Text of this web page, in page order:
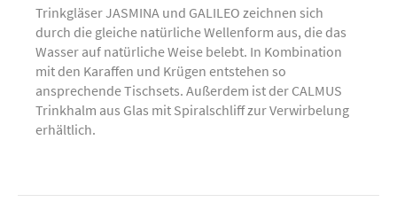
Trinkgläser JASMINA und GALILEO zeichnen sich
durch die gleiche natürliche Wellenform aus, die das
Wasser auf natürliche Weise belebt. In Kombination
mit den Karaffen und Krügen entstehen so
ansprechende Tischsets. Außerdem ist der CALMUS
Trinkhalm aus Glas mit Spiralschliff zur Verwirbelung
erhältlich.